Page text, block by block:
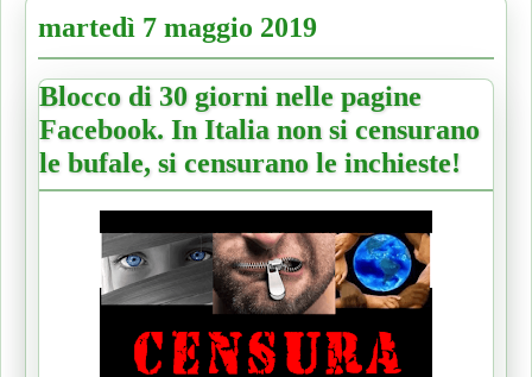
martedì 7 maggio 2019
Blocco di 30 giorni nelle pagine
Facebook. In Italia non si censurano
le bufale, si censurano le inchieste!